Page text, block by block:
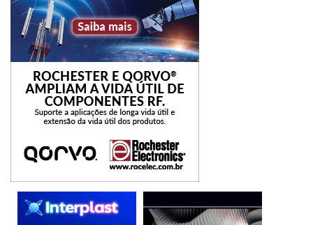
ativos cujo monitoramento de condição não estava
anteriormente viável de maneira comercial, o que torna o
produto a primeira solução capaz de fornecer uma visão
geral do estado das máquinas que é realmente abrangente
e compreende todos os subsistemas e ativos auxiliares.
“Isso é importante, pois o monitoramento de condição
automatizado de todos os ativos é fundamental para uma
prevenção confiável de possíveis desligamentos não
programados de equipamento e da planta industrial”,